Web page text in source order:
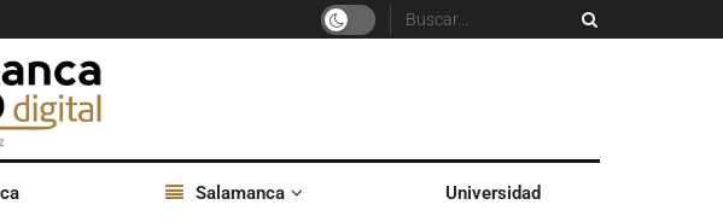
Salamanca Universidad